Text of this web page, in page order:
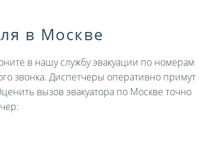
в Москве
в нашу службу эвакуации по номерам
звонка. Диспетчеры оперативно примут
вызов эвакуатора по Москве точно